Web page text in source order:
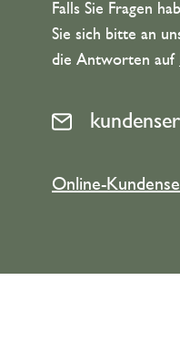
Falls Sie Fragen
Sie sich bitte an
die Antworten auf
Online-